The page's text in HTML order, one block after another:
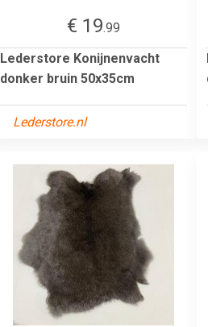
€ 19.99
Lederstore Konijnenvacht
donker bruin 50x35cm
Lederstore.nl